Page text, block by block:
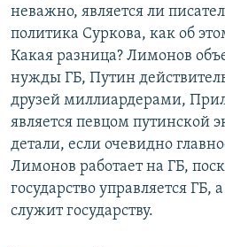
неважно, является ли
политика Суркова, как об
Какая разница? Лимонов
нужды ГБ, Путин
друзей миллиардерами,
является певцом путинской
детали, если очевидно
Лимонов работает на ГБ,
государство управляется
служит государству.